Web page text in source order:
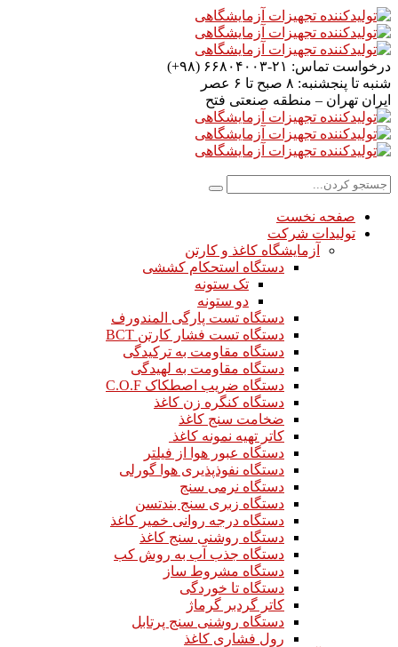
درخواست تماس: ۲۱-۶۶۸۰۴۰۰۳ (۹۸+)
شنبه تا پنجشنبه: ۸ صبح تا ۶ عصر
ایران تهران – منطقه صنعتی فتح
صفحه نخست
تولیدات شرکت
آزمایشگاه کاغذ و کارتن
دستگاه استحکام کششی
تک ستونه
دو ستونه
دستگاه تست پارگی المندورف
دستگاه تست فشار کارتن BCT
دستگاه مقاومت به ترکیدگی
دستگاه مقاومت به لهیدگی
دستگاه ضریب اصطکاک C.O.F
دستگاه کنگره زن کاغذ
ضخامت سنج کاغذ
کاتر تهیه نمونه کاغذ
دستگاه عبور هوا از فیلتر
دستگاه نفوذپذیری هوا گورلی
دستگاه نرمی سنج
دستگاه زبری سنج بندتسن
دستگاه درجه روانی خمیر کاغذ
دستگاه روشنی سنج کاغذ
دستگاه جذب آب به روش کب
دستگاه مشروط ساز
دستگاه تا خوردگی
کاتر گردبر گرماژ
دستگاه روشنی سنج پرتابل
رول فشاری کاغذ